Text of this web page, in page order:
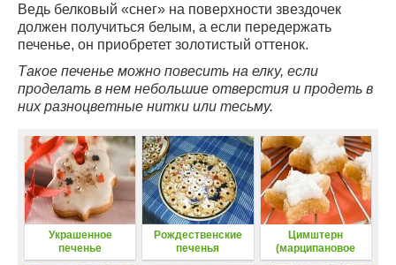
Ведь белковый «снег» на поверхности звездочек
должен получиться белым, а если передержать
печенье, он приобретет золотистый оттенок.
Такое печенье можно повесить на елку, если
проделать в нем небольшие отверстия и продеть в
них разноцветные нитки или тесьму.
Украшенное
печенье
Рождественские
печенья
Цимштерн
(марципановое
печенье с корицей)